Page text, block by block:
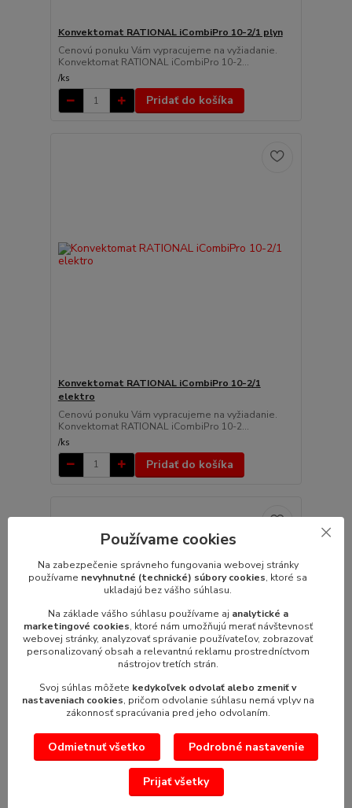
Konvektomat RATIONAL iCombiPro 10-2/1 plyn
Cenovú ponuku Vám vypracujeme na vyžiadanie.
Konvektomat RATIONAL iCombiPro 10-2...
/ks
Pridať do košíka
Konvektomat RATIONAL iCombiPro 10-2/1
elektro
Cenovú ponuku Vám vypracujeme na vyžiadanie.
Konvektomat RATIONAL iCombiPro 10-2...
/ks
Pridať do košíka
Konvektomat RATIONAL iCombiPro 6-2/1 plyn
Cenovú ponuku Vám vypracujeme na vyžiadanie.
Konvektomat RATIONAL iCombiPro 6-2/...
Používame cookies
Na zabezpečenie správneho fungovania webovej stránky
používame nevyhnutné (technické) súbory cookies, ktoré sa
ukladajú bez vášho súhlasu.
Na základe vášho súhlasu používame aj analytické a
marketingové cookies, ktoré nám umožňujú merať návštevnosť
webovej stránky, analyzovať správanie používateľov, zobrazovať
personalizovaný obsah a relevantnú reklamu prostredníctvom
nástrojov tretích strán.
Svoj súhlas môžete kedykoľvek odvolať alebo zmeniť v
nastaveniach cookies, pričom odvolanie súhlasu nemá vplyv na
zákonnosť spracúvania pred jeho odvolaním.
Odmietnuť všetko Podrobné nastavenie
Prijať všetky